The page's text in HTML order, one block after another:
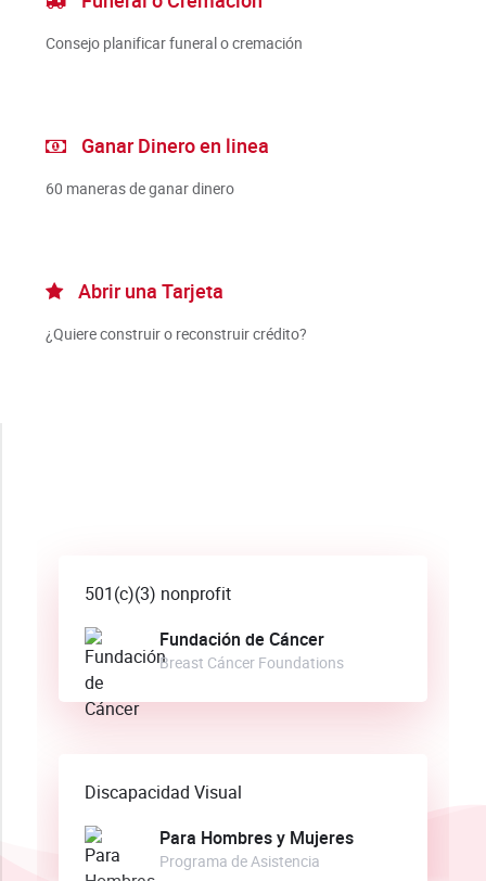
Consejo planificar funeral o cremación
Ganar Dinero en linea
60 maneras de ganar dinero
Abrir una Tarjeta
¿Quiere construir o reconstruir crédito?
501(c)(3) nonprofit
Fundación de Cáncer
Breast Cáncer Foundations
Discapacidad Visual
Para Hombres y Mujeres
Programa de Asistencia